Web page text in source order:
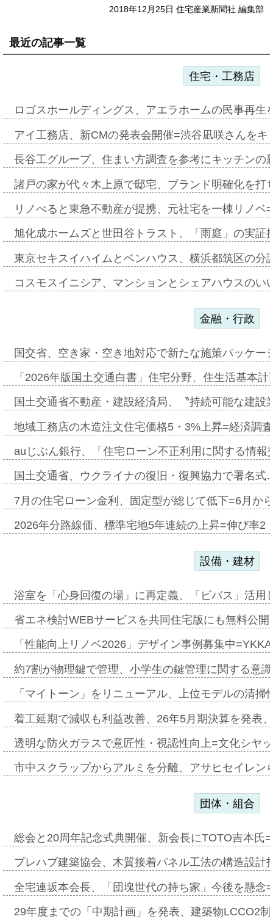
2018年12月25日 住宅産業新聞社 編集部
最近の記事一覧
住宅・工務店
ロゴスホールディングス、アエラホームの民事再
アイ工務店、新CMの発表会開催=渋谷凪咲さんを
長谷工グループ、住まい方調査を参考にキッチン
諸戸の家が代々木上原で邸宅、ブランド明確化を
リノべると東急不動産が提携、元社宅を一棟リノ
旭化成ホームズと世田谷トラスト、「雨庭」の実
東京セキスイハイムとベンハウス、横浜都筑区の
コスモスイニシア、マンションとシェアハウスの
金融・行政
国交省、空き家・空き地対応で新たな施策パッケ
「2026年版国土交通白書」住宅分野、住生活基本
国土交通省不動産・建設経済局、〝持続可能な建
地域工務店の木造注文住宅価格5・3%上昇=経済調
auじぶん銀行、「住宅ローン不正利用に関する情
国土交通省、ウクライナの復旧・復興協力で署名
7月の住宅ローン金利、固定型が総じて低下=6月か
2026年分路線価、標準宅地5年連続の上昇=伸び率
設備・建材
浴室を「心身回復の場」に再定義、「ビバス」活
省エネ検討WEBサービスを共同住宅版にも無料公
「性能向上リノベ2026」デザイン事例募集中
約7割が物理鍵で管理、小学生の鍵管理に関する意
「マイトーン」をリニューアル、上位モデルの清
着工延期で減収も利益改善、26年5月期決算を発表
透明な防火ガラスで意匠性・視認性向上=文化シヤ
市中スクラップからアルミを分離、アサヒセイレ
団体・組合
総会と20周年記念式典開催、新会長にTOTO吉本氏
プレハブ建築協会、木質接着パネル工法の構造設
全宅連坂本会長、「団塊世代の持ち家」今後を懸
29年度までの「中期計画」を発表、建築物LCCO2